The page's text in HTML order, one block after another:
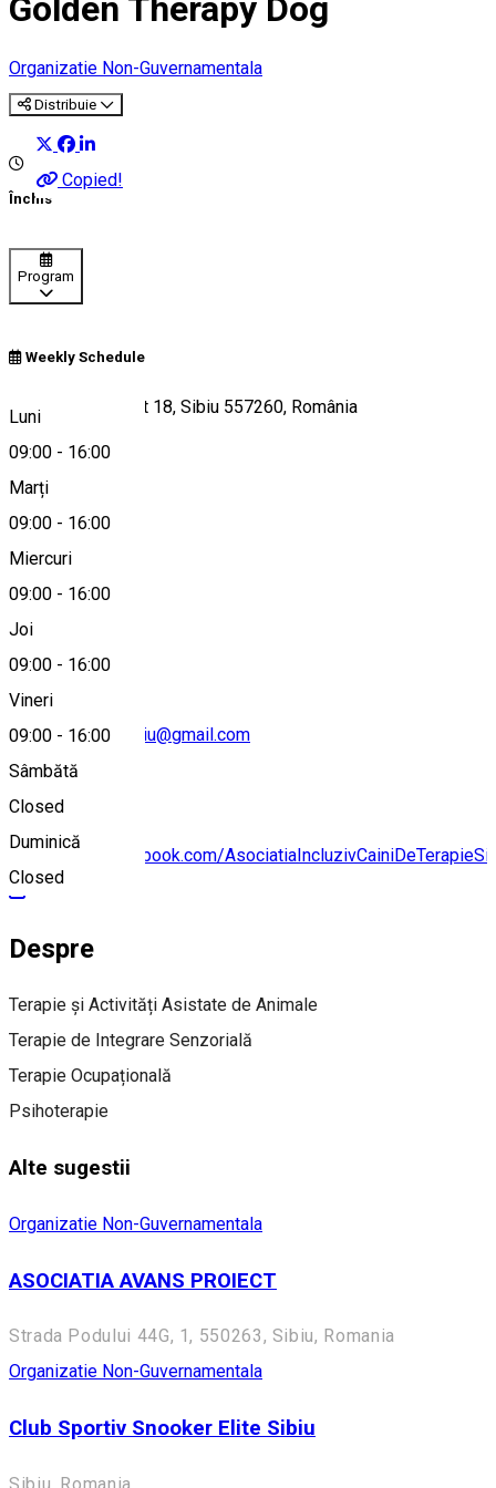
Golden Therapy Dog
Organizatie Non-Guvernamentala
Distribuie
Copied!
Închis
Program
Weekly Schedule
Luni
09:00 - 16:00
Marți
09:00 - 16:00
Miercuri
09:00 - 16:00
Joi
09:00 - 16:00
Vineri
09:00 - 16:00
Sâmbătă
Closed
Duminică
Closed
Str. Școala de Înot 18, Sibiu 557260, România
Hartă
cainideterapiesibiu@gmail.com
https://www.facebook.com/
Despre
Terapie și Activități Asistate de Animale
Terapie de Integrare Senzorială
Terapie Ocupațională
Psihoterapie
Alte sugestii
Organizatie Non-Guvernamentala
ASOCIATIA AVANS PROIECT
Strada Podului 44G, 1, 550263, Sibiu, Romania
Organizatie Non-Guvernamentala
Club Sportiv Snooker Elite Sibiu